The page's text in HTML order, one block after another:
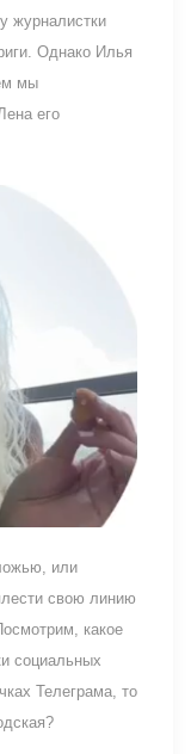
журналистки
Однако Илья
мы
его
или
свою линию
какое
социальных
Телеграма, то